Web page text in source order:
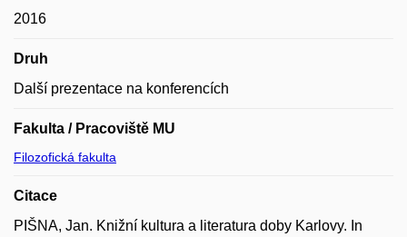
2016
Druh
Další prezentace na konferencích
Fakulta / Pracoviště MU
Filozofická fakulta
Citace
PIŠNA, Jan. Knižní kultura a literatura doby Karlovy. In